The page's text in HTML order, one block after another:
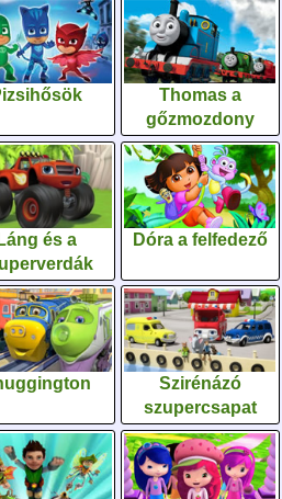
Thomas a
gőzmozdony
Láng és a
Dóra a felfedező
Szirénázó
szupercsapat